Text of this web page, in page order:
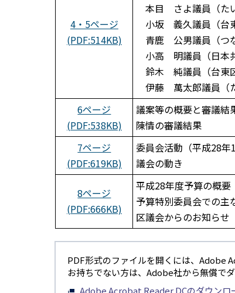
4・5ページ
(PDF:514KB)
本目 さよ議員（た
小坂 義久議員（台
青鹿 公男議員（つ
小高 明議員（日本
鈴木 純議員（台東
伊藤 萬太郎議員（
6ページ
(PDF:538KB)
議案等の概要と審議結
陳情の審議結果
7ページ
(PDF:619KB)
委員会活動（平成28年
議会の動き
8ページ
(PDF:666KB)
平成28年度予算の概要
予算特別委員会での主
区議会からのお知らせ
PDF形式のファイルを開くには、Adobe
お持ちでない方は、Adobe社から無償で
Adobe Acrobat Reader DCのダウンロ